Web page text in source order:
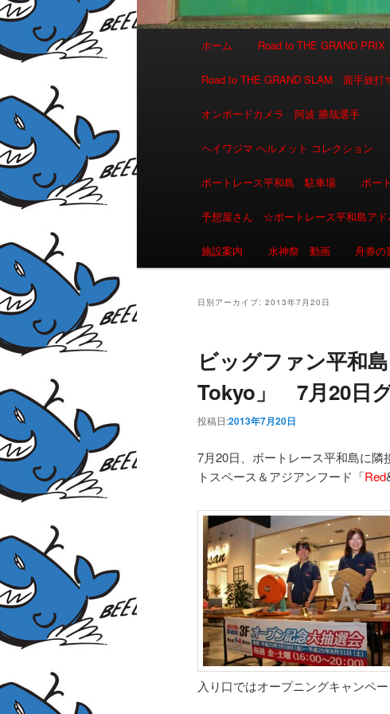
メインコンテンツへ移動
サブコンテンツへ移動
ホーム Road to THE GRAND
Road to THE GRAND SLAM 面手旅
オンボードカメラ 阿波 勝哉選手
ヘイワジマ ヘルメット コレクション
ボートレース平和島 駐車場 ボー
予想屋さん ☆ボートレース平和島ア
施設案内 水神祭 動画 舟券
日別アーカイブ: 2013年7月20日
ビッグファン平和
Tokyo」 7月20日
投稿日:2013年7月20日
7月20日、ボートレース平和島に
トスペース＆アジアンフード「Red
入り口ではオープニングキャンペ